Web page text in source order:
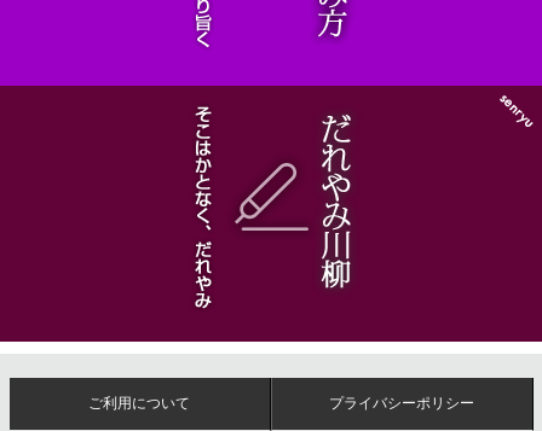
ご利用について プライバシーポリシー